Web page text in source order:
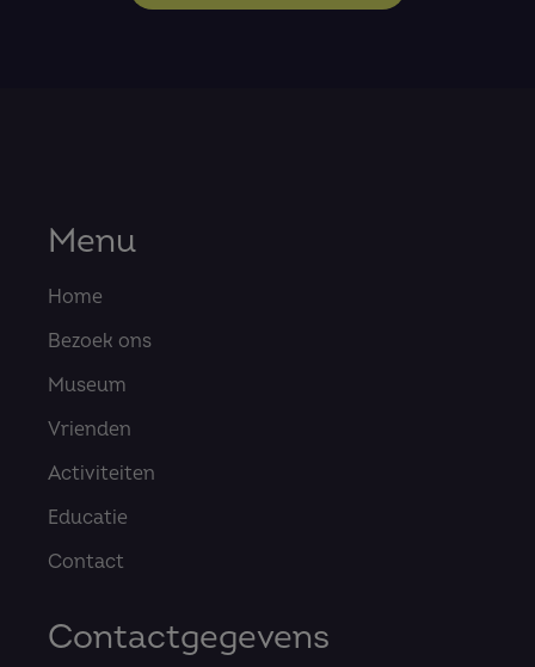
Menu
Home
Bezoek ons
Museum
Vrienden
Activiteiten
Educatie
Contact
Contactgegevens